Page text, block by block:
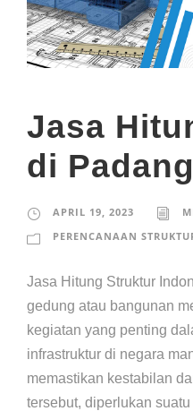
Jasa
di
APRIL 19, 2023
PERENCANAAN
Jasa Hitung Struktur
gedung atau bangunan
kegiatan yang penting
infrastruktur di negara
memastikan kestabilan
tersebut, diperlukan